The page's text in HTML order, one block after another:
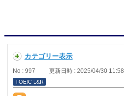
カテゴリー表示
No : 997 更新日時 : 2025/04/30 11:58
TOEIC L&R